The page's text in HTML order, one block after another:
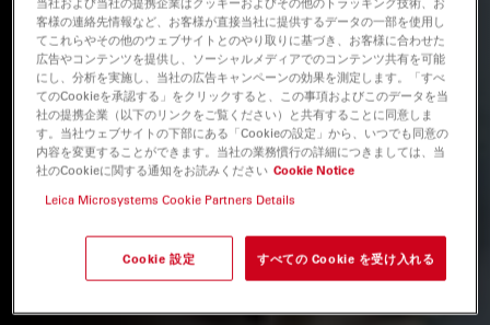
客様の連絡先情報など、お客様が直接当社に提供するデータの一部を使用し
てこれらやその他のウェブサイトとのやり取りに基づき、お客様に合わせた
広告やコンテンツを提供し、ソーシャルメディアでのコンテンツ共有を可能
にし、分析を実施し、当社の広告キャンペーンの効果を測定します。「すべ
てのCookieを承認する」をクリックすると、この事項およびこのデータを当
社の提携企業（以下のリンクをご覧ください）と共有することに同意しま
す。当社ウェブサイトの下部にある「Cookieの設定」から、いつでも同意の
内容を変更することができます。当社の業務慣行の詳細につきましては、当
社のCookieに関する通知をお読みください Cookie Notice
Leica Microsystems Cookie Partners Details
Cookie 設定 すべての Cookie を受け入れる